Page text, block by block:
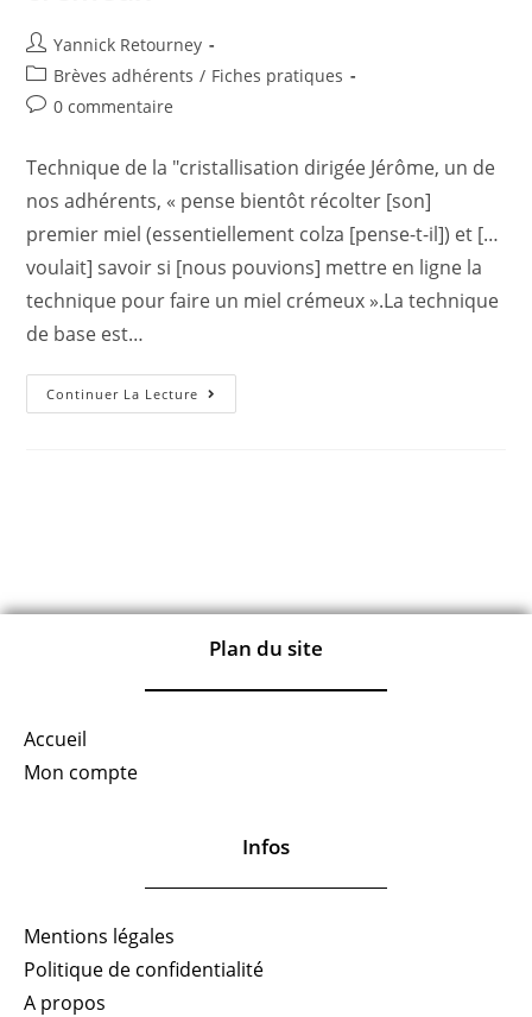
Yannick Retourney
Brèves adhérents / Fiches pratiques
0 commentaire
Technique de la "cristallisation dirigée Jérôme, un de
nos adhérents, « pense bientôt récolter [son]
premier miel (essentiellement colza [pense-t-il]) et […
voulait] savoir si [nous pouvions] mettre en ligne la
technique pour faire un miel crémeux ».La technique
de base est…
Continuer La Lecture
Plan du site
Accueil
Mon compte
Infos
Mentions légales
Politique de confidentialité
A propos